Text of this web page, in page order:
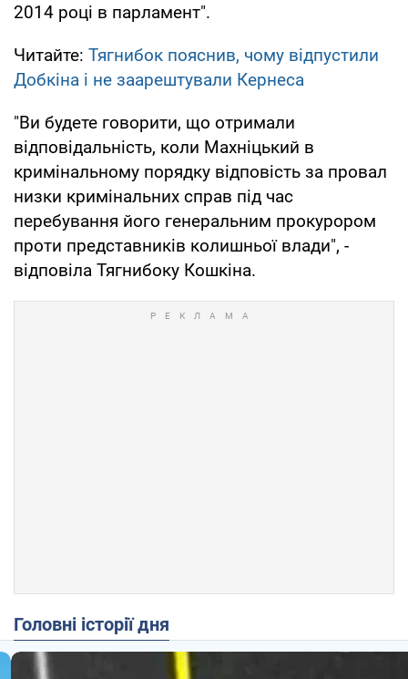
2014 році в парламент".
Читайте: Тягнибок пояснив, чому відпустили
Добкіна і не заарештували Кернеса
"Ви будете говорити, що отримали
відповідальність, коли Махніцький в
кримінальному порядку відповість за провал
низки кримінальних справ під час
перебування його генеральним прокурором
проти представників колишньої влади", -
відповіла Тягнибоку Кошкіна.
Головні історії дня